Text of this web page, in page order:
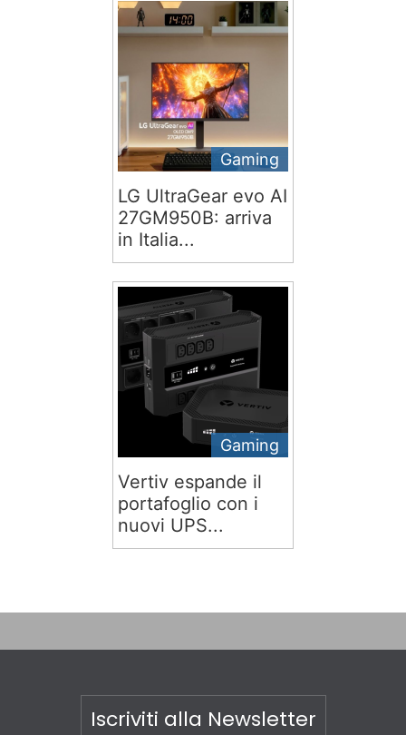
Gaming
LG UltraGear evo AI
27GM950B: arriva
in Italia...
Gaming
Vertiv espande il
portafoglio con i
nuovi UPS...
Iscriviti alla Newsletter